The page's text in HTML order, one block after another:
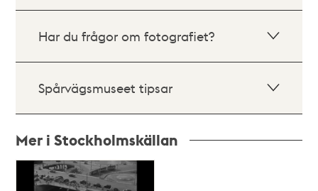
Har du frågor om fotografiet?
Spårvägsmuseet tipsar
Mer i Stockholmskällan
Relaterade
poster